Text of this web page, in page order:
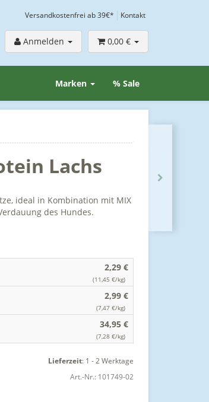
Versandkostenfrei ab 39€* Kontakt
Anmelden 0,00 €
% Sale
Marken
Lachs
ideal in Kombination mit MIX
des Hundes.
2,29 €
(11,45 €/kg)
2,99 €
(7,47 €/kg)
34,95 €
(7,28 €/kg)
Lieferzeit: 1 - 2 Werktage
Art.-Nr.: 101749-02